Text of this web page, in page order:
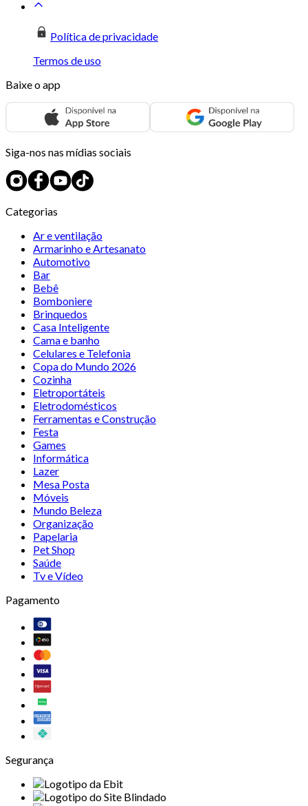
Política de privacidade
Termos de uso
Baixe o app
Siga-nos nas mídias sociais
Categorias
Ar e ventilação
Armarinho e Artesanato
Automotivo
Bar
Bebê
Bomboniere
Brinquedos
Casa Inteligente
Cama e banho
Celulares e Telefonia
Copa do Mundo 2026
Cozinha
Eletroportáteis
Eletrodomésticos
Ferramentas e Construção
Festa
Games
Informática
Lazer
Mesa Posta
Móveis
Mundo Beleza
Organização
Papelaria
Pet Shop
Saúde
Tv e Vídeo
Pagamento
Segurança